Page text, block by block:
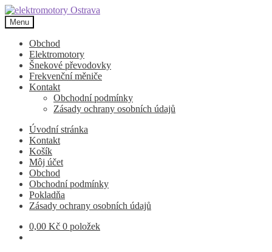
Přeskočit
na
navigaci
Přejít
k
obsahu
webu
Menu
Obchod
Elektromotory
Šnekové převodovky
Frekvenční měniče
Kontakt
Obchodní podmínky
Zásady ochrany osobních údajů
Úvodní stránka
Kontakt
Košík
Môj účet
Obchod
Obchodní podmínky
Pokladňa
Zásady ochrany osobních údajů
0,00 Kč 0 položek